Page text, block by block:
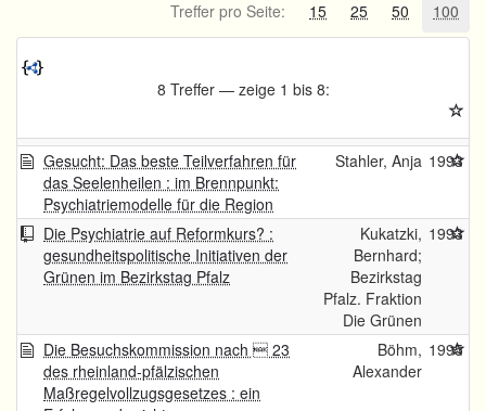
Treffer pro Seite:
15 25 50 100
8 Treffer — zeige 1 bis 8:
Gesucht: Das beste Teilverfahren für
das Seelenheilen : im Brennpunkt:
Psychiatriemodelle für die Region
Stahler, Anja 1993
Die Psychiatrie auf Reformkurs? :
gesundheitspolitische Initiativen der
Grünen im Bezirkstag Pfalz
Kukatzki,
Bernhard;
Bezirkstag
Pfalz. Fraktion
Die Grünen
1993
Die Besuchskommission nach  23
des rheinland-pfälzischen
Maßregelvollzugsgesetzes : ein
Böhm,
Alexander
1995